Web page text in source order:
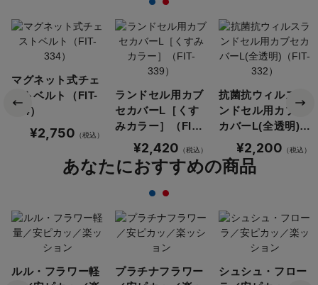
マグネット式チェ
ストベルト（FIT-
334）
¥2,750 （税込）
ランドセル用カブ
セカバーL［くす
みカラー］（FIT-
339）¥2,420 （税込）
抗菌抗ウィルスラ
ンドセル用カブセ
カバーL(全透明)
（FIT-332）
¥2,200 （税込）
あなたにおすすめの商品
ルル・フラワー軽
プラチナフラワー
シュシュ・フロー